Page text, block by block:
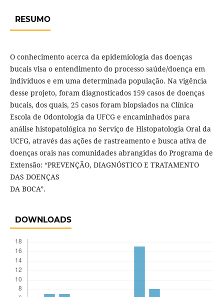
RESUMO
O conhecimento acerca da epidemiologia das doenças
bucais visa o entendimento do processo saúde/doença em
indivíduos e em uma determinada população. Na vigência
desse projeto, foram diagnosticados 159 casos de doenças
bucais, dos quais, 25 casos foram biopsiados na Clínica
Escola de Odontologia da UFCG e encaminhados para
análise histopatológica no Serviço de Histopatologia Oral da
UCFG, através das ações de rastreamento e busca ativa de
doenças orais nas comunidades abrangidas do Programa de
Extensão: “PREVENÇÃO, DIAGNÓSTICO E TRATAMENTO
DAS DOENÇAS
DA BOCA”.
DOWNLOADS